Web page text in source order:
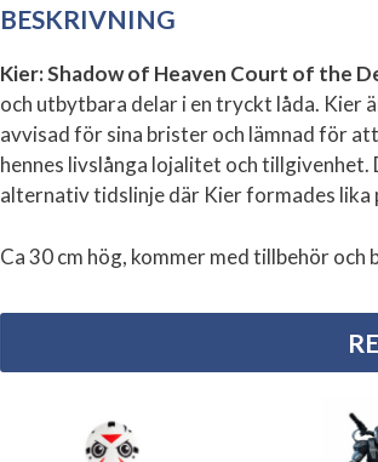
BESKRIVNING
Kier: Shadow of Heaven Court of the
och utbytbara delar i en tryckt låda. Kier
avvisad för sina brister och lämnad för
hennes livslånga lojalitet och tillgivenhet.
alternativ tidslinje där Kier formades
Ca 30 cm hög, kommer med tillbehör och